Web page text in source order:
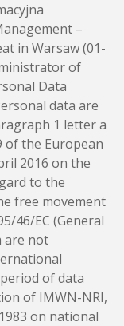
–
in Warsaw (01-
of
Data
data are
1 letter a
of the European
2016 on the
to the
free movement
46/EC (General
are not
of data
of IMWN-NRI,
on national